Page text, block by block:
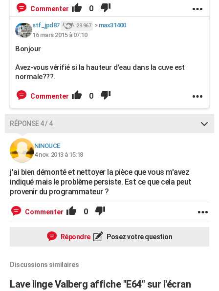
Commenter 0
stf_jpd87 29 967 > max31400
16 mars 2015 à 07:10
Bonjour
Avez-vous vérifié si la hauteur d'eau dans la cuve est
normale???.
Commenter 0
RÉPONSE 4 / 4
NINOUCE
4 nov. 2013 à 15:18
j'ai bien démonté et nettoyer la pièce que vous m'avez
indiqué mais le problème persiste. Est ce que cela peut
provenir du programmateur ?
Commenter 0
Répondre Posez votre question
Discussions similaires
Lave linge Valberg affiche "E64" sur l'écran